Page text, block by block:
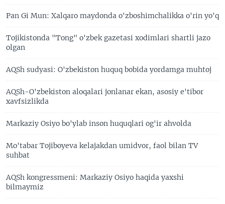
Pan Gi Mun: Xalqaro maydonda o'zboshimchalikka o'rin yo'q
Tojikistonda "Tong" o'zbek gazetasi xodimlari shartli jazo
olgan
AQSh sudyasi: O'zbekiston huquq bobida yordamga muhtoj
AQSh-O'zbekiston aloqalari jonlanar ekan, asosiy e'tibor
xavfsizlikda
Markaziy Osiyo bo'ylab inson huquqlari og'ir ahvolda
Mo'tabar Tojiboyeva kelajakdan umidvor, faol bilan TV
suhbat
AQSh kongressmeni: Markaziy Osiyo haqida yaxshi
bilmaymiz